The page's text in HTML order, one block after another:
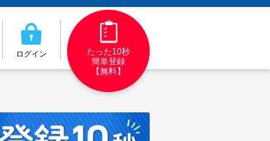
ログイン
たった10秒
簡単登録
【無料】